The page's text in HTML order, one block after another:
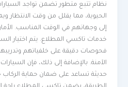
نظام تتبع متطور تضمن تواجد السيارات
الحيوية، مما يقلل من وقت الانتظار
إلى وجهاتهم في الوقت المناسب. الأمان
خدمات تاكسي المطلاع. يتم اختيار
فحوصات دقيقة على خلفياتهم وتدريبهم
الآمنة. بالإضافة إلى ذلك، فإن السيارات
حديثة تساعد على ضمان حماية الركاب